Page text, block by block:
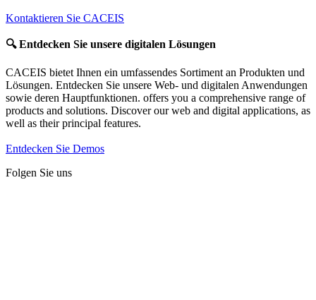
Kontaktieren Sie CACEIS
🔍Entdecken Sie unsere digitalen Lösungen
CACEIS bietet Ihnen ein umfassendes Sortiment an Produkten und
Lösungen. Entdecken Sie unsere Web- und digitalen Anwendungen
sowie deren Hauptfunktionen. offers you a comprehensive range of
products and solutions. Discover our web and digital applications, as
well as their principal features.
Entdecken Sie Demos
Folgen Sie uns